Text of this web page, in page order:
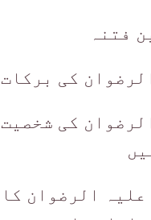
فتنہ
کی برکات
کی شخصیت
علیہ الرضوان کا